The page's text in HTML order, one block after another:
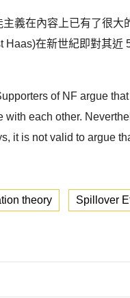
義在內容上已有了很大
在新世紀即對其近
of NF argue
each other.
it is not valid to argue
theory Spillover